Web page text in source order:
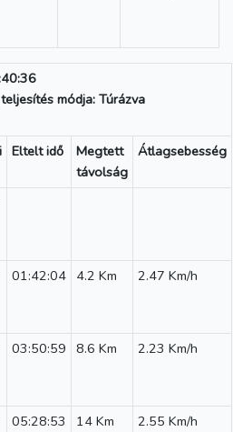
módja: Túrázva
Eltelt idő
Megtett
távolság
Átlagsebesség
01:42:04 4.2 Km 2.47 Km/h
03:50:59 8.6 Km 2.23 Km/h
05:28:53 14 Km 2.55 Km/h